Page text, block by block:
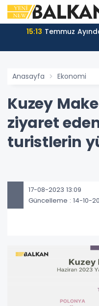
15:13 Temmuz
Anasayfa Ekonomi
Kuzey
ziyaret
turistlerin
17-08-2023 13:09
Güncelleme : 14-10-